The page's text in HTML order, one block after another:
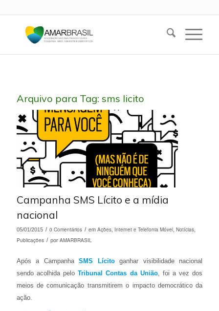
Arquivo para Tag: sms licito
Campanha SMS Lícito e a mídia
nacional
05/01/2015 / 0 Comentários / em Ações, Internet e Telefonia Móvel Notícias,
Publicações / por AMARBRASIL
Após a CampanhaSMS Lícitoganhar visibilidade nacional
sendo acolhida peloTribunal Contas da União, foi a vez dos
meios de comunicação transmitirem o impacto democrático da
ação.